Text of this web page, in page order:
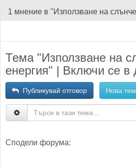
1 мнение в "Използване на
Тема "Използване на
енергия" | Включи се в
Публикувай отговор Нова
Сподели форума: